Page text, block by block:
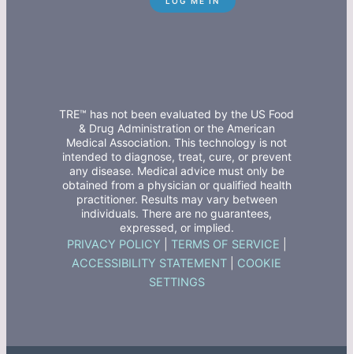
TRE™ has not been evaluated by the US Food
& Drug Administration or the American
Medical Association. This technology is not
intended to diagnose, treat, cure, or prevent
any disease. Medical advice must only be
obtained from a physician or qualified health
practitioner. Results may vary between
individuals. There are no guarantees,
expressed, or implied.
PRIVACY POLICY TERMS OF SERVICE
ACCESSIBILITY STATEMENT
COOKIE
SETTINGS